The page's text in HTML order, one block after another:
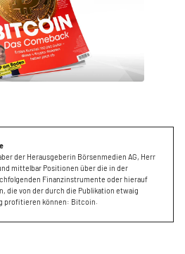
der Herausgeberin Börsenmedien AG, Herr
mittelbar Positionen über die in der
Finanzinstrumente oder hierauf
die von der durch die Publikation etwaig
profitieren können: Bitcoin.